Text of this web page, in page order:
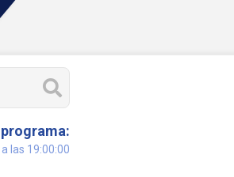
las 19:00:00